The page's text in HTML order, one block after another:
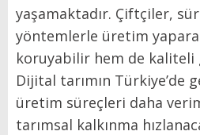
yaşamaktadır. Çiftçiler,
yöntemlerle üretim
koruyabilir hem de kaliteli
Dijital tarımın Türkiye’de
üretim süreçleri daha
tarımsal kalkınma